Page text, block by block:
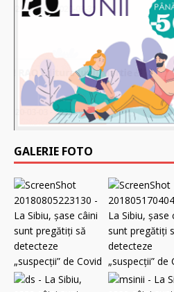
GALERIE FOTO